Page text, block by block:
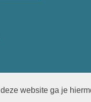
website ga je